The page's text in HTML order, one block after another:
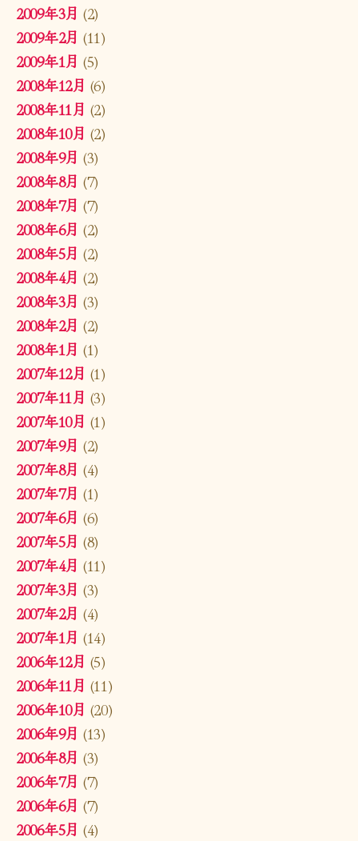
2009年3月 (2)
2009年2月 (11)
2009年1月 (5)
2008年12月 (6)
2008年11月 (2)
2008年10月 (2)
2008年9月 (3)
2008年8月 (7)
2008年7月 (7)
2008年6月 (2)
2008年5月 (2)
2008年4月 (2)
2008年3月 (3)
2008年2月 (2)
2008年1月 (1)
2007年12月 (1)
2007年11月 (3)
2007年10月 (1)
2007年9月 (2)
2007年8月 (4)
2007年7月 (1)
2007年6月 (6)
2007年5月 (8)
2007年4月 (11)
2007年3月 (3)
2007年2月 (4)
2007年1月 (14)
2006年12月 (5)
2006年11月 (11)
2006年10月 (20)
2006年9月 (13)
2006年8月 (3)
2006年7月 (7)
2006年6月 (7)
2006年5月 (4)